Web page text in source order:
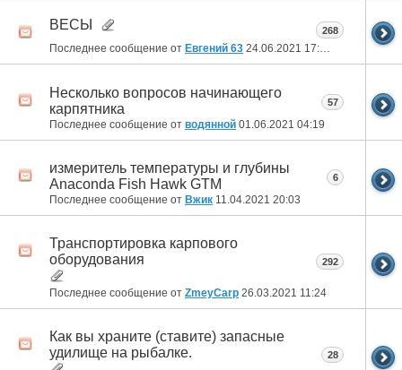
ВЕСЫ
Последнее сообщение от Евгений 63 24.06.2021 17:15
268
Несколько вопросов начинающего
карпятника
Последнее сообщение от водянной 01.06.2021 04:19
57
измеритель температуры и глубины
Anaconda Fish Hawk GTM
Последнее сообщение от Вжик 11.04.2021 20:03
6
Транспортировка карпового
оборудования
Последнее сообщение от ZmeyCarp 26.03.2021 11:24
292
Как вы храните (ставите) запасные
удилище на рыбалке.
28